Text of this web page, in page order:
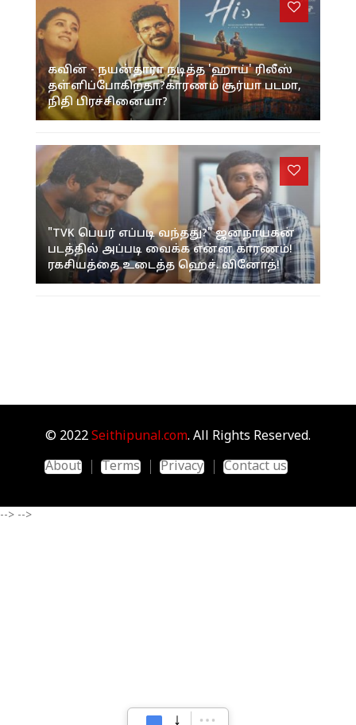
கவின் - நயன்தாரா நடித்த 'ஹாய்' ரிலீஸ்
தள்ளிப்போகிறதா?காரணம் சூர்யா படமா,
நிதி பிரச்சினையா?
"TVK பெயர் எப்படி வந்தது?" ஜனநாயகன்
படத்தில் அப்படி வைக்க என்ன காரணம்!
ரகசியத்தை உடைத்த ஹெச். வினோத்!
© 2022 Seithipunal.com. All Rights Reserved.
About
Terms Privacy Contact us
--> -->